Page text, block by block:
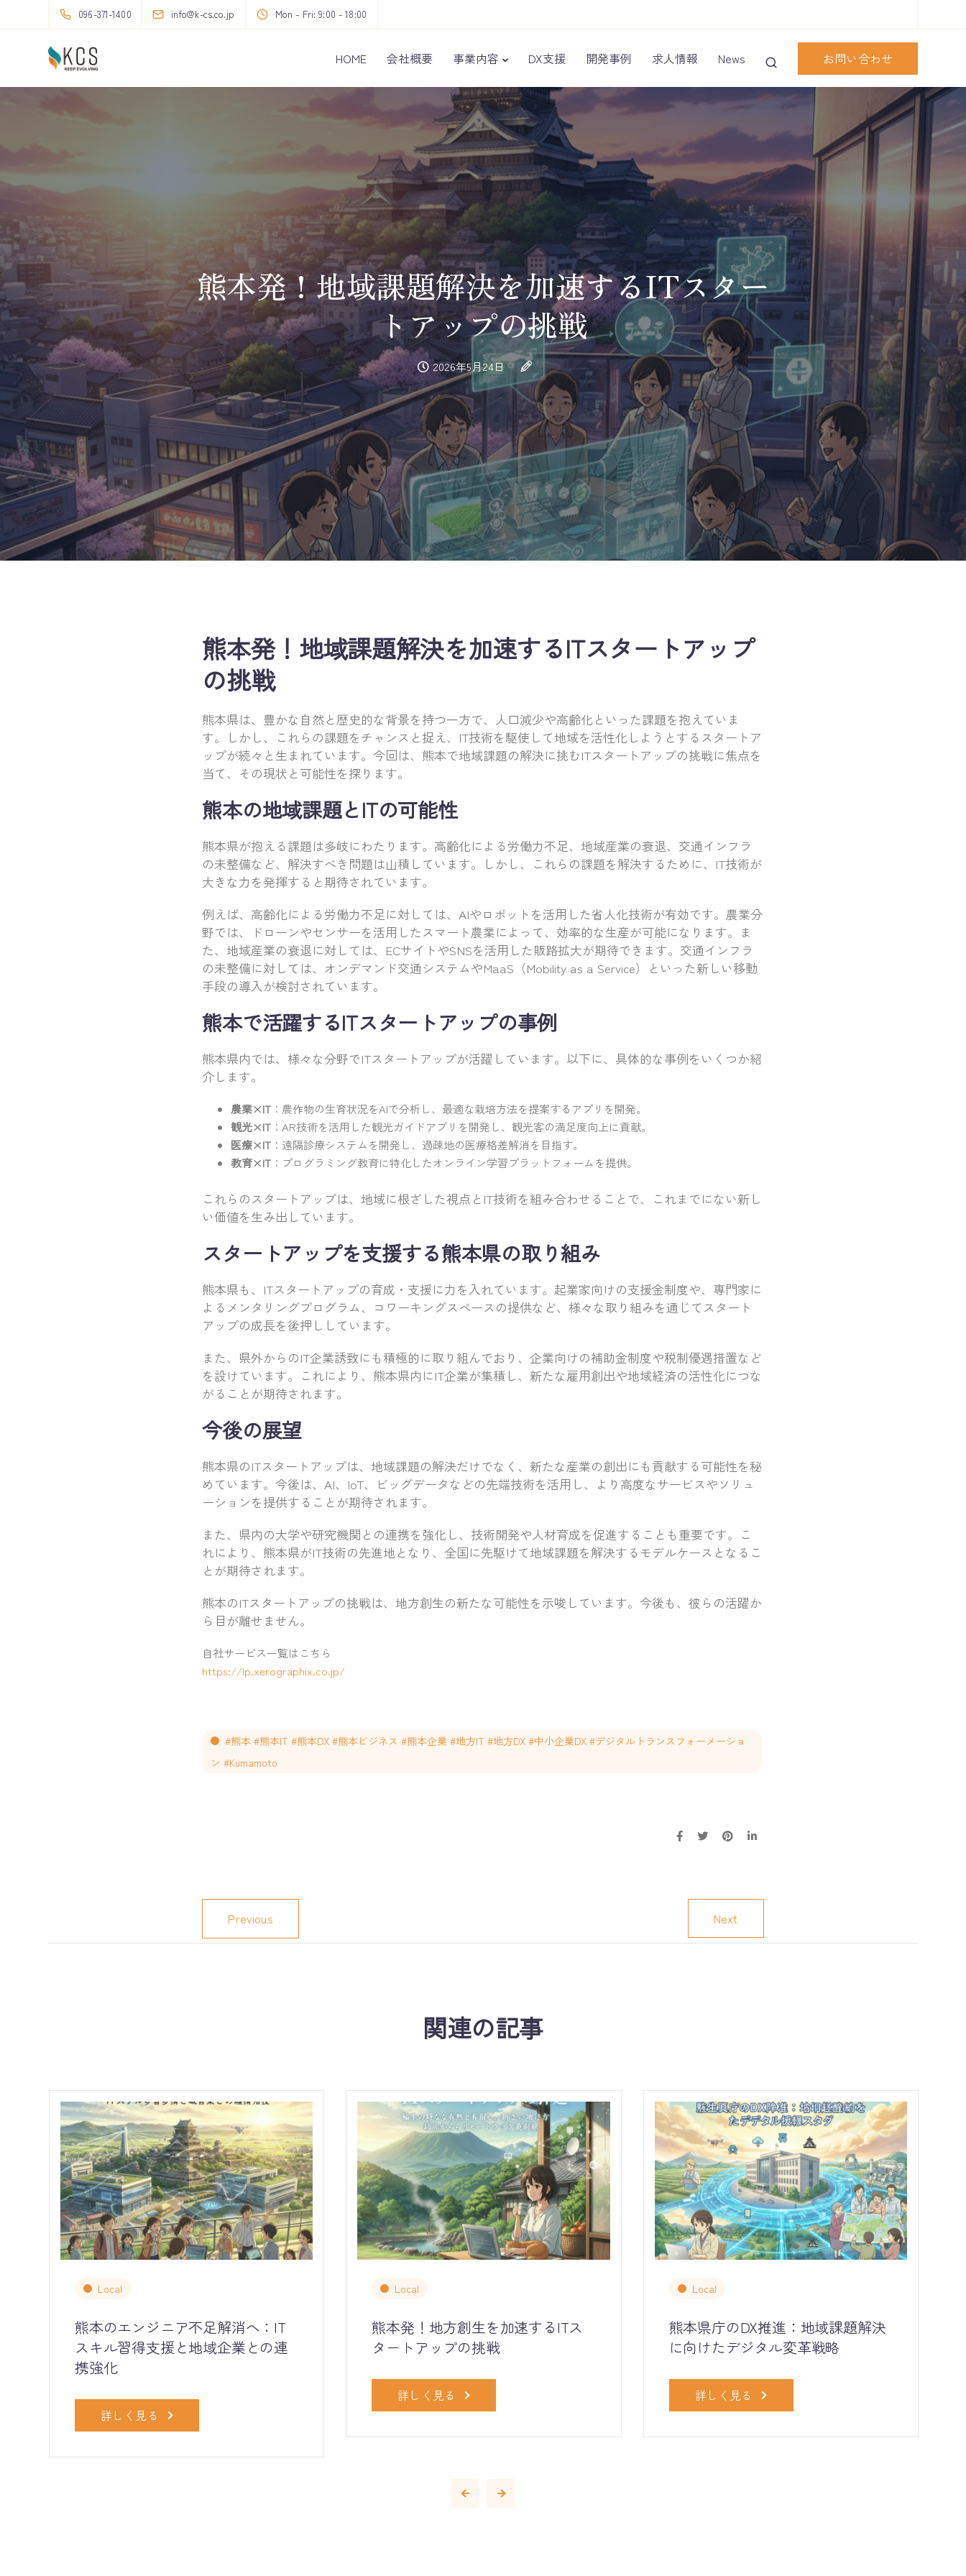
096-371-1400 info@k-cs.co.jp Mon - Fri: 9:00 - 18:00
HOME 会社概要 事業内容 DX支援 開発事例 求人情報 News お問い合わせ
熊本発！地域課題解決を加速するITスター
トアップの挑戦
2026年5月24日
熊本発！地域課題解決を加速するITスタートアップ
の挑戦
熊本県は、豊かな自然と歴史的な背景を持つ一方で、人口減少や高齢化といった課題を抱えていま
す。しかし、これらの課題をチャンスと捉え、IT技術を駆使して地域を活性化しようとするスタートア
ップが続々と生まれています。今回は、熊本で地域課題の解決に挑むITスタートアップの挑戦に焦点を
当て、その現状と可能性を探ります。
熊本の地域課題とITの可能性
熊本県が抱える課題は多岐にわたります。高齢化による労働力不足、地域産業の衰退、交通インフラ
の未整備など、解決すべき問題は山積しています。しかし、これらの課題を解決するために、IT技術が
大きな力を発揮すると期待されています。
例えば、高齢化による労働力不足に対しては、AIやロボットを活用した省人化技術が有効です。農業分
野では、ドローンやセンサーを活用したスマート農業によって、効率的な生産が可能になります。ま
た、地域産業の衰退に対しては、ECサイトやSNSを活用した販路拡大が期待できます。交通インフラ
の未整備に対しては、オンデマンド交通システムやMaaS（Mobility as a Service）といった新しい移動
手段の導入が検討されています。
熊本で活躍するITスタートアップの事例
熊本県内では、様々な分野でITスタートアップが活躍しています。以下に、具体的な事例をいくつか紹
介します。
農業×IT ：農作物の生育状況をAIで分析し、最適な栽培方法を提案するアプリを開発。
観光×IT ：AR技術を活用した観光ガイドアプリを開発し、観光客の満足度向上に貢献。
医療×IT ：遠隔診療システムを開発し、過疎地の医療格差解消を目指す。
教育×IT ：プログラミング教育に特化したオンライン学習プラットフォームを提供。
これらのスタートアップは、地域に根ざした視点とIT技術を組み合わせることで、これまでにない新し
い価値を生み出しています。
スタートアップを支援する熊本県の取り組み
熊本県も、ITスタートアップの育成・支援に力を入れています。起業家向けの支援金制度や、専門家に
よるメンタリングプログラム、コワーキングスペースの提供など、様々な取り組みを通じてスタート
アップの成長を後押ししています。
また、県外からのIT企業誘致にも積極的に取り組んでおり、企業向けの補助金制度や税制優遇措置など
を設けています。これにより、熊本県内にIT企業が集積し、新たな雇用創出や地域経済の活性化につな
がることが期待されます。
今後の展望
熊本県のITスタートアップは、地域課題の解決だけでなく、新たな産業の創出にも貢献する可能性を秘
めています。今後は、AI、IoT、ビッグデータなどの先端技術を活用し、より高度なサービスやソリュ
ーションを提供することが期待されます。
また、県内の大学や研究機関との連携を強化し、技術開発や人材育成を促進することも重要です。こ
れにより、熊本県がIT技術の先進地となり、全国に先駆けて地域課題を解決するモデルケースとなるこ
とが期待されます。
熊本のITスタートアップの挑戦は、地方創生の新たな可能性を示唆しています。今後も、彼らの活躍か
ら目が離せません。
自社サービス一覧はこちら
https://lp.xerographix.co.jp/
#熊本 #熊本IT #熊本DX #熊本ビジネス #熊本企業 #地方IT #地方DX #中小企業DX #デジタルトランスフォーメーショ
ン #Kumamoto
Previous Next
関連の記事
Local
熊本のエンジニア不足解消へ：IT
スキル習得支援と地域企業との連
携強化
詳しく見る
Local
熊本発！地方創生を加速するITス
タートアップの挑戦
詳しく見る
Local
熊本県庁のDX推進：地域課題解決
に向けたデジタル変革戦略
詳しく見る